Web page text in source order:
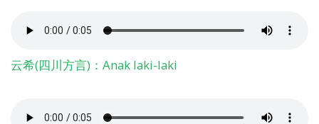
云希(四川方言)：Anak laki-laki